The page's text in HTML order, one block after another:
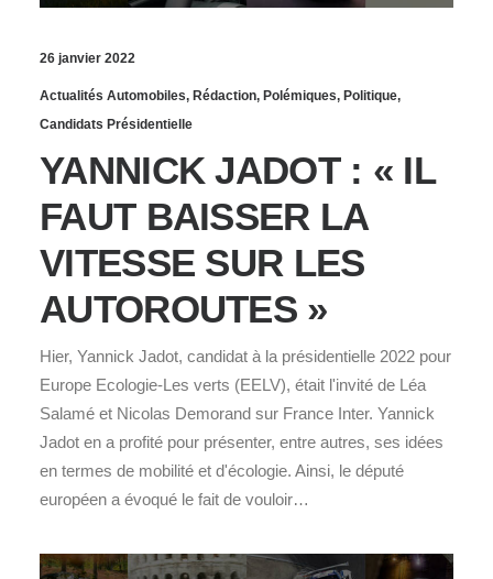
26 janvier 2022
Actualités Automobiles, Rédaction, Polémiques, Politique,
Candidats Présidentielle
YANNICK JADOT : « IL
FAUT BAISSER LA
VITESSE SUR LES
AUTOROUTES »
Hier, Yannick Jadot, candidat à la présidentielle 2022 pour
Europe Ecologie-Les verts (EELV), était l'invité de Léa
Salamé et Nicolas Demorand sur France Inter. Yannick
Jadot en a profité pour présenter, entre autres, ses idées
en termes de mobilité et d'écologie. Ainsi, le député
européen a évoqué le fait de vouloir…